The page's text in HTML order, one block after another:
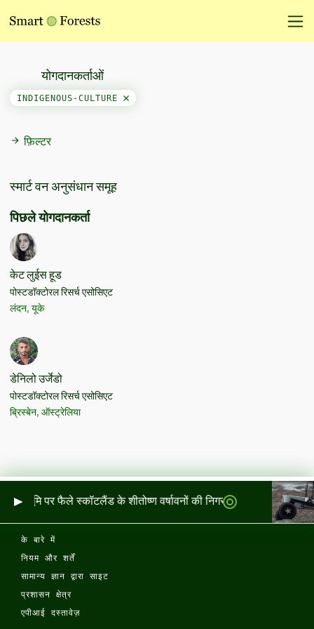
फ़िल्टर
योगदानकर्ताओं
INDIGENOUS-CULTURE
स्मार्ट वन अनुसंधान समूह
पिछले योगदानकर्ता
केट लुईस हूड
पोस्टडॉक्टोरल रिसर्च एसोसिएट
लंदन, यूके
डेनिलो उर्जेडो
पोस्टडॉक्टोरल रिसर्च एसोसिएट
ब्रिस्बेन, ऑस्ट्रेलिया
और भूमि पर फैले स्कॉटलैंड के शीतोष्ण वर्षावनों की निगरानी
के बारे में
नियम और शर्तें
सामान्य ज्ञान द्वारा साइट
प्रशासन क्षेत्र
एपीआई दस्तावेज़